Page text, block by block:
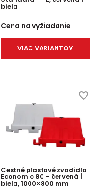
biela
Cena na vyžiadanie
VIAC VARIANTOV
Cestné plastové zvodidlo
Economic 80 – červená |
biela, 1000×800 mm